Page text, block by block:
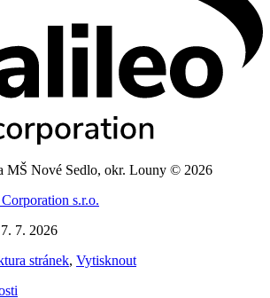
MŠ Nové Sedlo, okr. Louny © 2026
s.r.o.
7. 2026
stránek, Vytisknout